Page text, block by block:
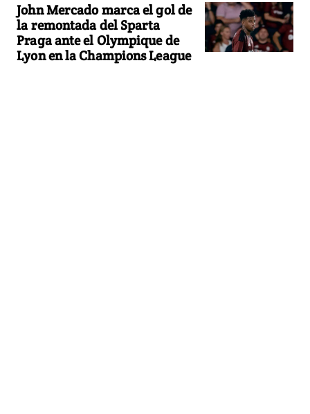
John Mercado marca el gol de
la remontada del Sparta
Praga ante el Olympique de
Lyon en la Champions League